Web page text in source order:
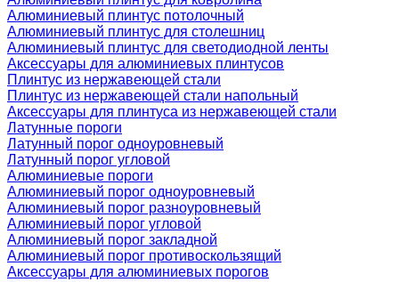
Алюминиевый плинтус потолочный
Алюминиевый плинтус для столешниц
Алюминиевый плинтус для светодиодной ленты
Аксессуары для алюминиевых плинтусов
Плинтус из нержавеющей стали
Плинтус из нержавеющей стали напольный
Аксессуары для плинтуса из нержавеющей стали
Латунные пороги
Латунный порог одноуровневый
Латунный порог угловой
Алюминиевые пороги
Алюминиевый порог одноуровневый
Алюминиевый порог разноуровневый
Алюминиевый порог угловой
Алюминиевый порог закладной
Алюминиевый порог противоскользящий
Аксессуары для алюминиевых порогов